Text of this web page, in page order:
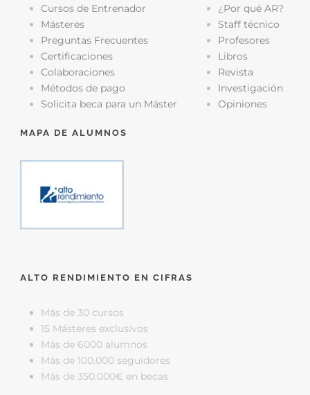
Cursos de Entrenador
Másteres
Preguntas Frecuentes
Certificaciones
Colaboraciones
Métodos de pago
Solicita beca para un Máster
¿Por qué AR?
Staff técnico
Profesores
Libros
Revista
Investigación
Opiniones
MAPA DE ALUMNOS
ALTO RENDIMIENTO EN CIFRAS
Más de 30 cursos
15 Másteres exclusivos
Más de 6000 alumnos
Más de 100.000 seguidores
Más de 350.000€ en becas